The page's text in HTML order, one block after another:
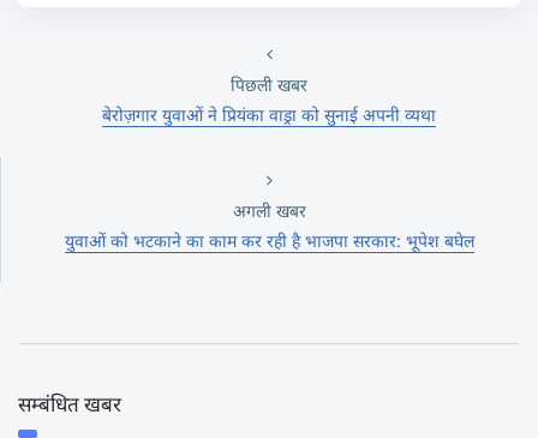
पिछली खबर
बेरोज़गार युवाओं ने प्रियंका वाड्रा को सुनाई अपनी व्यथा
अगली खबर
युवाओं को भटकाने का काम कर रही है भाजपा सरकार: भूपेश बघेल
सम्बंधित खबर